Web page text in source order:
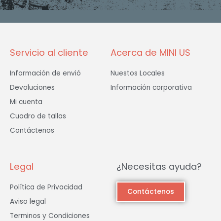
o
o
g
r
e
Servicio al cliente
Información de envió
Devoluciones
Mi cuenta
Cuadro de tallas
Contáctenos
Acerca de MINI US
Nuestos Locales
Información corporativa
Legal
Política de Privacidad
Aviso legal
Terminos y Condiciones
¿Necesitas ayuda?
Contáctenos